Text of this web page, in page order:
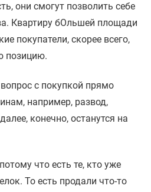
они смогут позволить себе
Квартиру бОльшей площади
покупатели, скорее всего,
позицию.
с покупкой прямо
например, развод,
конечно, останутся на
что есть те, кто уже
То есть продали что-то